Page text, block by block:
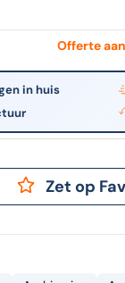
|
Offerte
in huis
Zet op